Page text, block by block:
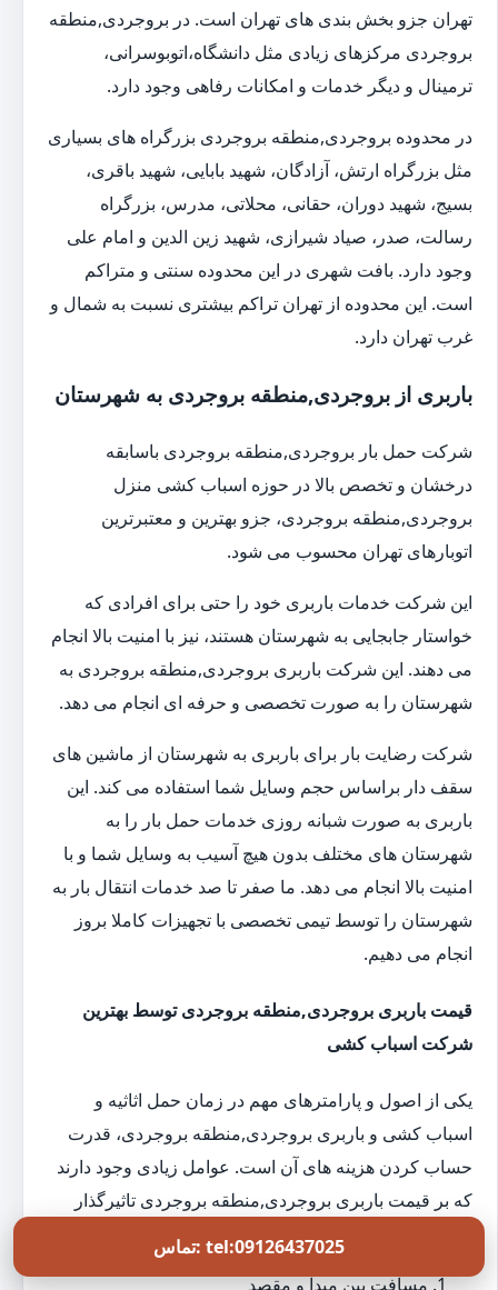
تهران جزو بخش بندی های تهران است. در بروجردی,منطقه
بروجردی مرکزهای زیادی مثل دانشگاه،اتوبوسرانی،
ترمینال و دیگر خدمات و امکانات رفاهی وجود دارد.
در محدوده بروجردی,منطقه بروجردی بزرگراه های بسیاری
مثل بزرگراه ارتش، آزادگان، شهید بابایی، شهید باقری،
بسیج، شهید دوران، حقانی، محلاتی، مدرس، بزرگراه
رسالت، صدر، صیاد شیرازی، شهید زین الدین و امام علی
وجود دارد. بافت شهری در این محدوده سنتی و متراکم
است. این محدوده از تهران تراکم بیشتری نسبت به شمال و
غرب تهران دارد.
باربری از بروجردی,منطقه بروجردی به شهرستان
شرکت حمل بار بروجردی,منطقه بروجردی باسابقه
درخشان و تخصص بالا در حوزه اسباب کشی منزل
بروجردی,منطقه بروجردی، جزو بهترین و معتبرترین
اتوبارهای تهران محسوب می شود.
این شرکت خدمات باربری خود را حتی برای افرادی که
خواستار جابجایی به شهرستان هستند، نیز با امنیت بالا انجام
می دهند. این شرکت باربری بروجردی,منطقه بروجردی به
شهرستان را به صورت تخصصی و حرفه ای انجام می دهد.
شرکت رضایت بار برای باربری به شهرستان از ماشین های
سقف دار براساس حجم وسایل شما استفاده می کند. این
باربری به صورت شبانه روزی خدمات حمل بار را به
شهرستان های مختلف بدون هیچ آسیب به وسایل شما و با
امنیت بالا انجام می دهد. ما صفر تا صد خدمات انتقال بار به
شهرستان را توسط تیمی تخصصی با تجهیزات کاملا بروز
انجام می دهیم.
قیمت باربری بروجردی,منطقه بروجردی توسط بهترین
شرکت اسباب کشی
یکی از اصول و پارامترهای مهم در زمان حمل اثاثیه و
اسباب کشی و باربری بروجردی,منطقه بروجردی، قدرت
حساب کردن هزینه های آن است. عوامل زیادی وجود دارند
که بر قیمت باربری بروجردی,منطقه بروجردی تاثیرگذار
هستند. از جمله این عوامل می توان به موارد زیر اشاره کرد:
مسافت بین مبدا و مقصد
تماس: tel:09126437025